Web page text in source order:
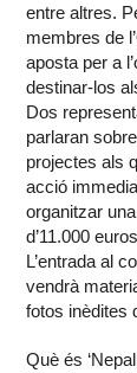
entre altres.
membres de
aposta per a
destinar-los
Dos
parlaran
projectes als
acció
organitzar
d’11.000
L’entrada al
vendrà
fotos inèdites
Què és